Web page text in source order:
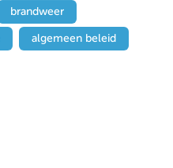
brandweer
algemeen beleid